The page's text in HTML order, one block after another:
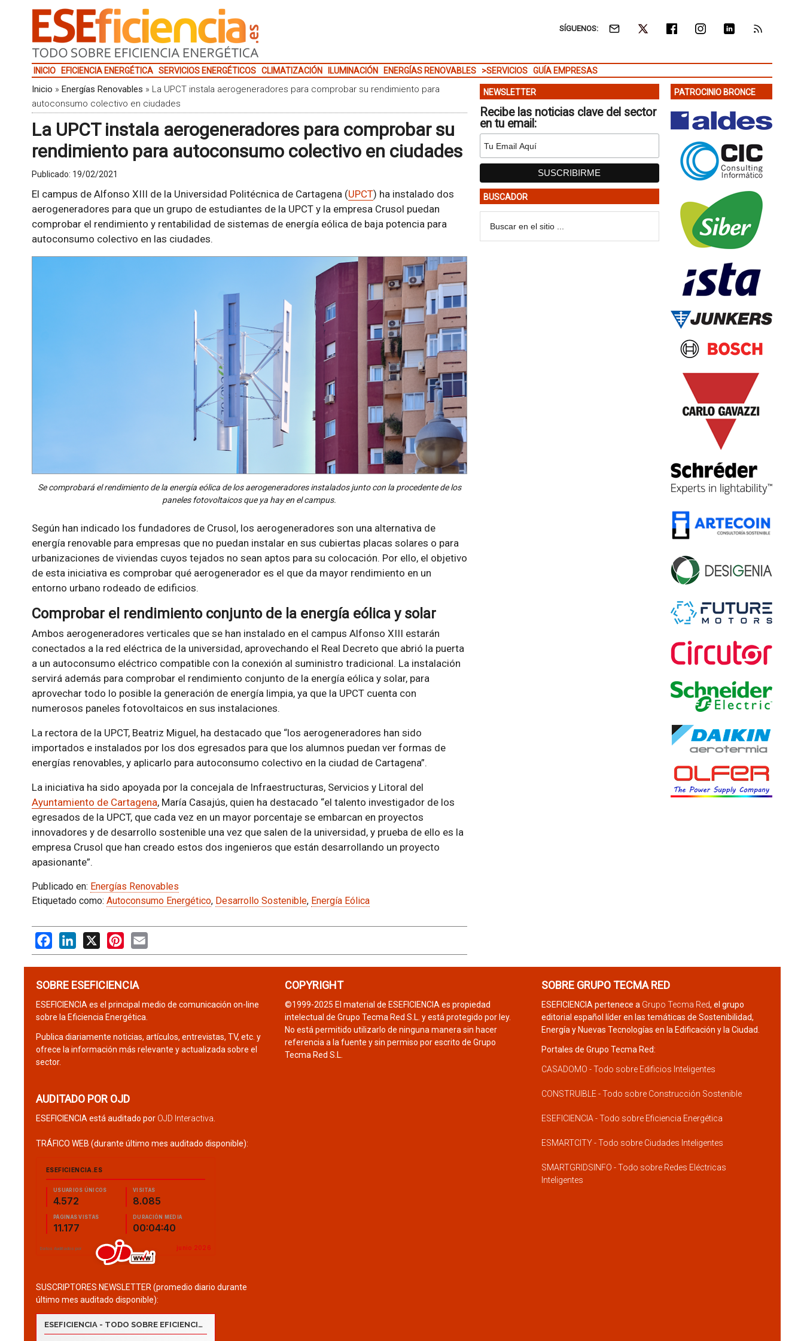
SÍGUENOS:
INICIO EFICIENCIA ENERGÉTICA SERVICIOS ENERGÉTICOS CLIMATIZACIÓN ILUMINACIÓN ENERGÍAS RENOVABLES >SERVICIOS GUÍA EMPRESAS
Inicio » Energías Renovables » La UPCT instala aerogeneradores para comprobar su rendimiento para
autoconsumo colectivo en ciudades
La UPCT instala aerogeneradores para comprobar su
rendimiento para autoconsumo colectivo en ciudades
Publicado: 19/02/2021
El campus de Alfonso XIII de la Universidad Politécnica de Cartagena (UPCT) ha instalado dos
aerogeneradores para que un grupo de estudiantes de la UPCT y la empresa Crusol puedan
comprobar el rendimiento y rentabilidad de sistemas de energía eólica de baja potencia para
autoconsumo colectivo en las ciudades.
Se comprobará el rendimiento de la energía eólica de los aerogeneradores instalados junto con la procedente de los
paneles fotovoltaicos que ya hay en el campus.
Según han indicado los fundadores de Crusol, los aerogeneradores son una alternativa de
energía renovable para empresas que no puedan instalar en sus cubiertas placas solares o para
urbanizaciones de viviendas cuyos tejados no sean aptos para su colocación. Por ello, el objetivo
de esta iniciativa es comprobar qué aerogenerador es el que da mayor rendimiento en un
entorno urbano rodeado de edificios.
Comprobar el rendimiento conjunto de la energía eólica y solar
Ambos aerogeneradores verticales que se han instalado en el campus Alfonso XIII estarán
conectados a la red eléctrica de la universidad, aprovechando el Real Decreto que abrió la puerta
a un autoconsumo eléctrico compatible con la conexión al suministro tradicional. La instalación
servirá además para comprobar el rendimiento conjunto de la energía eólica y solar, para
aprovechar todo lo posible la generación de energía limpia, ya que la UPCT cuenta con
numerosos paneles fotovoltaicos en sus instalaciones.
La rectora de la UPCT, Beatriz Miguel, ha destacado que “los aerogeneradores han sido
importados e instalados por los dos egresados para que los alumnos puedan ver formas de
energías renovables, y aplicarlo para autoconsumo colectivo en la ciudad de Cartagena”.
La iniciativa ha sido apoyada por la concejala de Infraestructuras, Servicios y Litoral del
Ayuntamiento de Cartagena, María Casajús, quien ha destacado “el talento investigador de los
egresados de la UPCT, que cada vez en un mayor porcentaje se embarcan en proyectos
innovadores y de desarrollo sostenible una vez que salen de la universidad, y prueba de ello es la
empresa Crusol que han creado estos dos ingenieros que están desarrollando un proyecto
apasionante”.
Publicado en: Energías Renovables
Etiquetado como: Autoconsumo Energético, Desarrollo Sostenible, Energía Eólica
FacebookLinkedIn
X PinterestEmail
NEWSLETTER
Recibe las noticias clave del sector
en tu email:
BUSCADOR
PATROCINIO BRONCE
SOBRE ESEFICIENCIA
ESEFICIENCIA es el principal medio de comunicación on-line
sobre la Eficiencia Energética.
Publica diariamente noticias, artículos, entrevistas, TV, etc. y
ofrece la información más relevante y actualizada sobre el
sector.
AUDITADO POR OJD
ESEFICIENCIA está auditado por OJD Interactiva
TRÁFICO WEB (durante último mes auditado disponible):
SUSCRIPTORES NEWSLETTER (promedio diario durante
último mes auditado disponible):
COPYRIGHT
©1999-2025 El material de ESEFICIENCIA es propiedad
intelectual de Grupo Tecma Red S.L. y está protegido por ley.
No está permitido utilizarlo de ninguna manera sin hacer
referencia a la fuente y sin permiso por escrito de Grupo
Tecma Red S.L.
SOBRE GRUPO TECMA RED
ESEFICIENCIA pertenece a Grupo Tecma Red, el grupo
editorial español líder en las temáticas de Sostenibilidad,
Energía y Nuevas Tecnologías en la Edificación y la Ciudad.
Portales de Grupo Tecma Red:
CASADOMO - Todo sobre Edificios Inteligentes
CONSTRUIBLE - Todo sobre Construcción Sostenible
ESEFICIENCIA - Todo sobre Eficiencia Energética
ESMARTCITY - Todo sobre Ciudades Inteligentes
SMARTGRIDSINFO - Todo sobre Redes Eléctricas
Inteligentes